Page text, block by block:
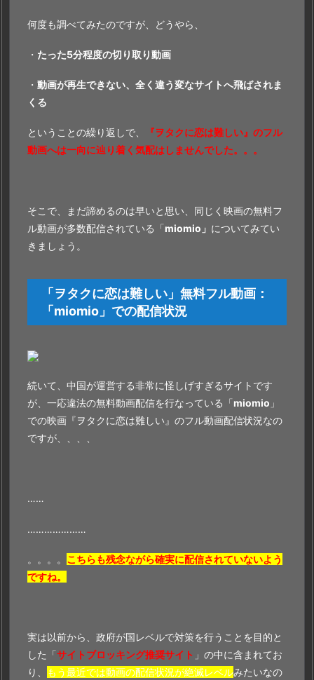
何度も調べてみたのですが、どうやら、
・ たった5分程度の切り取り動画
・ 動画が再生できない、全く違う変なサイトへ飛ばされま
くる
ということの繰り返しで、
『ヲタクに恋は難しい』のフル
動画へは一向に辿り着く気配はしませんでした。。。
そこで、まだ諦めるのは早いと思い、同じく映画の無料フ
ル動画が多数配信されている「miomio」 についてみてい
きましょう。
「ヲタクに恋は難しい」無料フル動画：
「 miomio」 での配信状況
続いて、中国が運営する非常に怪しげすぎるサイトです
が、一応違法の無料動画配信を行なっている「miomio 」
での映画『ヲタクに恋は難しい』のフル動画配信状況なの
ですが、、、、
……
…………………
。。。。 こちらも残念ながら確実に配信されていないよう
ですね。
実は以前から、政府が国レベルで対策を行うことを目的と
した「サイトブロッキング推奨サイト 」の中に含まれてお
り、
もう最近では動画の配信状況が絶滅レベルみたいなの